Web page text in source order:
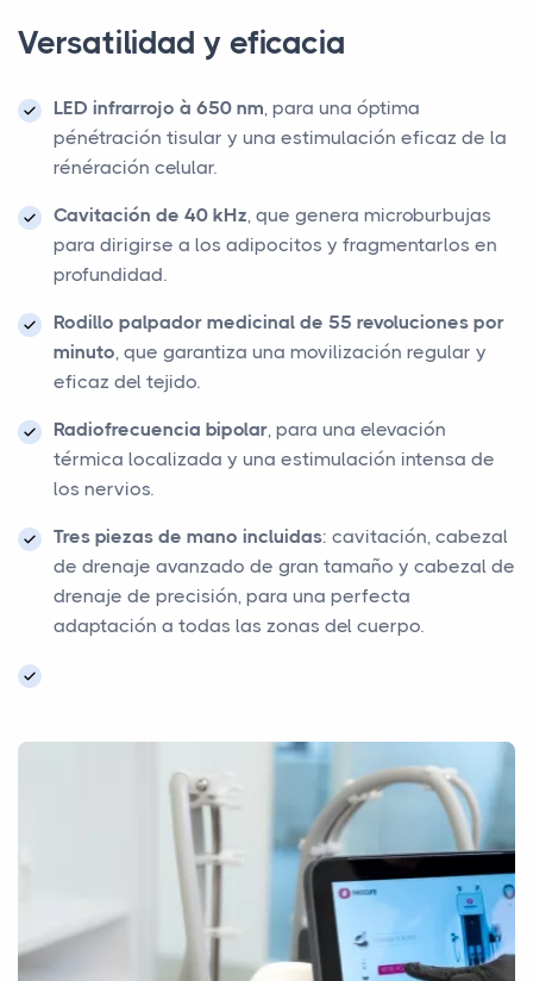
Versatilidad y eficacia
LED infrarrojo à 650 nm, para una óptima
pénétración tisular y una estimulación eficaz de la
rénéración celular.
Cavitación de 40 kHz, que genera microburbujas
para dirigirse a los adipocitos y fragmentarlos en
profundidad.
Rodillo palpador medicinal de 55 revoluciones por
minuto, que garantiza una movilización regular y
eficaz del tejido.
Radiofrecuencia bipolar, para una elevación
térmica localizada y una estimulación intensa de
los nervios.
Tres piezas de mano incluidas: cavitación, cabezal
de drenaje avanzado de gran tamaño y cabezal de
drenaje de precisión, para una perfecta
adaptación a todas las zonas del cuerpo.